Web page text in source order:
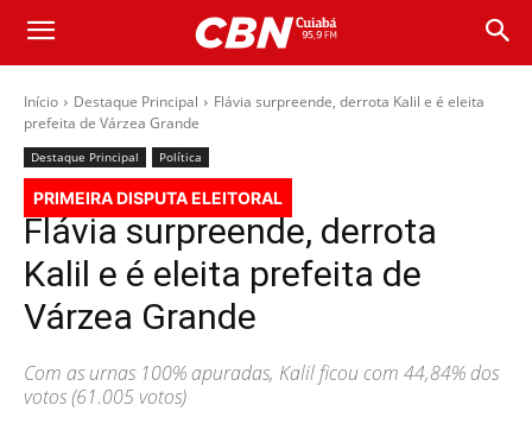
Início Destaque Principal
Flávia surpreende, derrota Kalil e é eleita
prefeita de Várzea Grande
Destaque Principal Política
PRIMEIRA DISPUTA ELEITORAL
Flávia surpreende, derrota
Kalil e é eleita prefeita de
Várzea Grande
Com as urnas 100% apuradas, Kalil ficou com 44,84% dos
votos (61.005 votos)